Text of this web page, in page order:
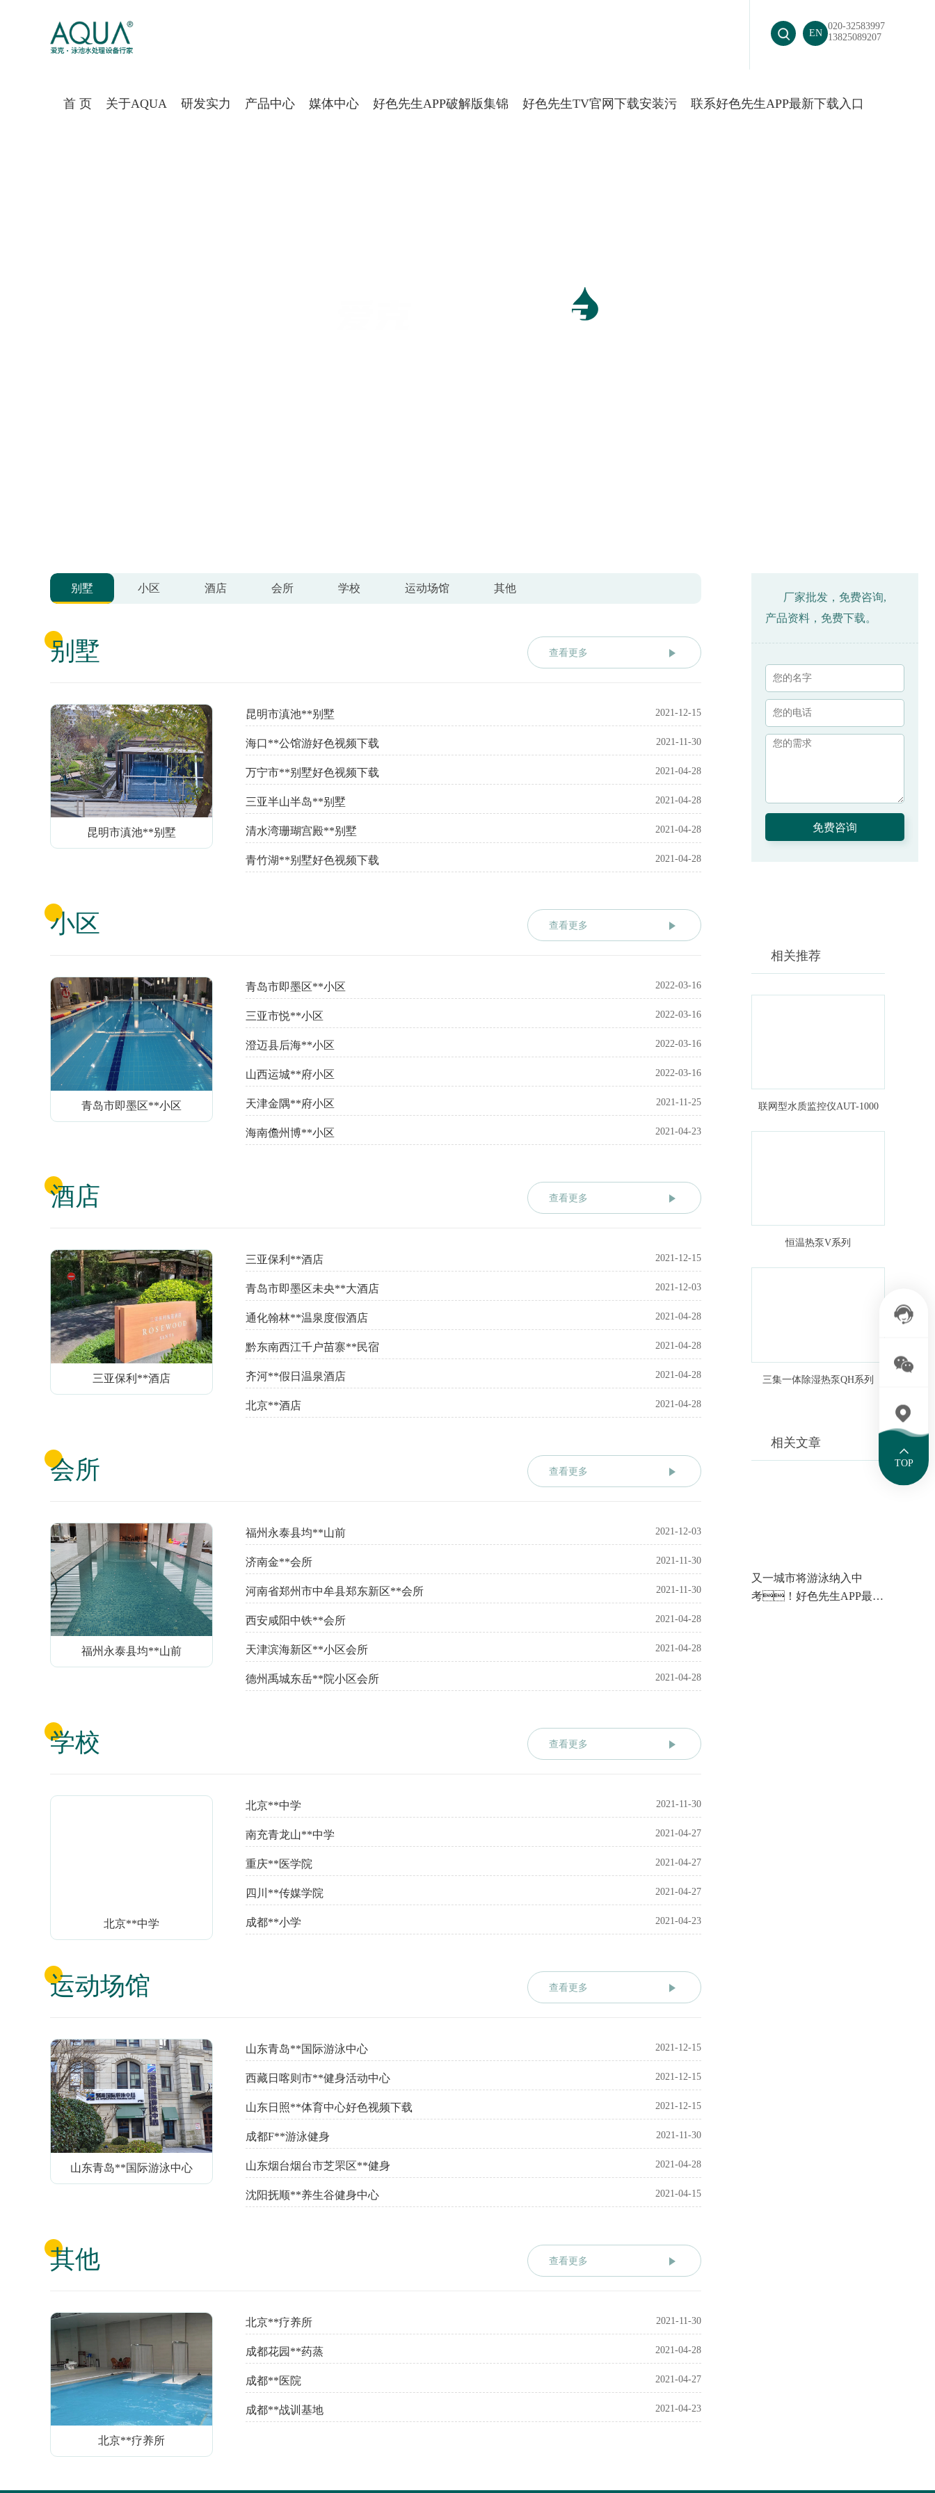
好色先生APP最新下载入口,好色视频下载,好色先生APP破解版,好色先生TV官网下载安装污 EN
020-32583997
13825089207
首 页 关于AQUA 研发实力 产品中心 媒体中心 好色先生APP破解版集锦 好色先生TV官网下载安装污 联系好色先生APP最新下载入口
别墅 小区 酒店 会所 学校 运动场馆 其他
别墅 查看更多
昆明市滇池**别墅
昆明市滇池**别墅 2021-12-15
海口**公馆游好色视频下载 2021-11-30
万宁市**别墅好色视频下载 2021-04-28
三亚半山半岛**别墅 2021-04-28
清水湾珊瑚宫殿**别墅 2021-04-28
青竹湖**别墅好色视频下载 2021-04-28
小区 查看更多
青岛市即墨区**小区
青岛市即墨区**小区 2022-03-16
三亚市悦**小区 2022-03-16
澄迈县后海**小区 2022-03-16
山西运城**府小区 2022-03-16
天津金隅**府小区 2021-11-25
海南儋州博**小区 2021-04-23
酒店 查看更多
三亚保利**酒店
三亚保利**酒店 2021-12-15
青岛市即墨区未央**大酒店 2021-12-03
通化翰林**温泉度假酒店 2021-04-28
黔东南西江千户苗寨**民宿 2021-04-28
齐河**假日温泉酒店 2021-04-28
北京**酒店 2021-04-28
会所 查看更多
福州永泰县均**山前
福州永泰县均**山前 2021-12-03
济南金**会所 2021-11-30
河南省郑州市中牟县郑东新区**会所 2021-11-30
西安咸阳中铁**会所 2021-04-28
天津滨海新区**小区会所 2021-04-28
德州禹城东岳**院小区会所 2021-04-28
学校 查看更多
北京**中学
北京**中学 2021-11-30
南充青龙山**中学 2021-04-27
重庆**医学院 2021-04-27
四川**传媒学院 2021-04-27
成都**小学 2021-04-23
运动场馆 查看更多
山东青岛**国际游泳中心
山东青岛**国际游泳中心 2021-12-15
西藏日喀则市**健身活动中心 2021-12-15
山东日照**体育中心好色视频下载 2021-12-15
成都F**游泳健身 2021-11-30
山东烟台烟台市芝罘区**健身 2021-04-28
沈阳抚顺**养生谷健身中心 2021-04-15
其他 查看更多
北京**疗养所
北京**疗养所 2021-11-30
成都花园**药蒸 2021-04-28
成都**医院 2021-04-27
成都**战训基地 2021-04-23
厂家批发，免费咨询,
产品资料，免费下载。
相关推荐
联网型水质监控仪AUT-1000
恒温热泵V系列
三集一体除湿热泵QH系列
相关文章
又一城市将游泳纳入中
考！好色先生APP最新
TOP